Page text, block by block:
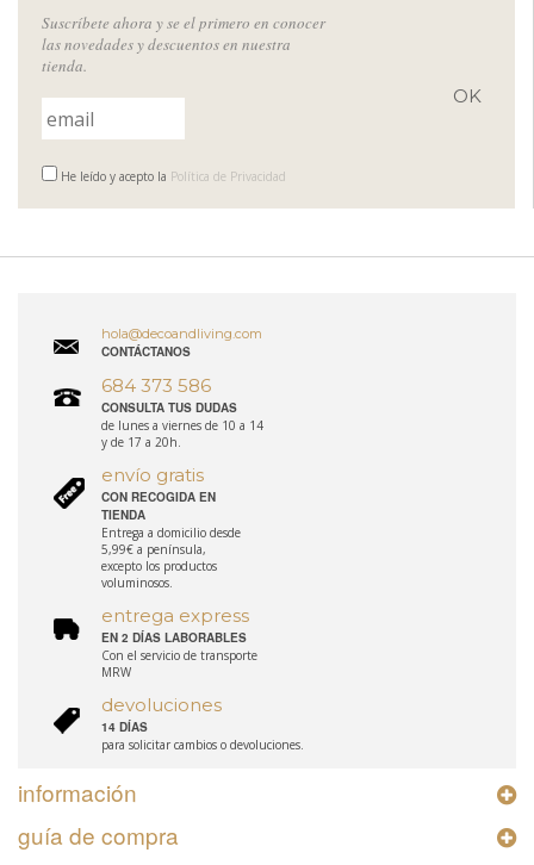
Suscríbete ahora y se el primero en conocer
las novedades y descuentos en nuestra
tienda.
He leído y acepto la Política de Privacidad
hola@decoandliving.com
CONTÁCTANOS
684 373 586
CONSULTA TUS DUDAS
de lunes a viernes de 10 a 14
y de 17 a 20h.
envío gratis
CON RECOGIDA EN
TIENDA
Entrega a domicilio desde
5,99€ a península,
excepto los productos
voluminosos.
entrega express
EN 2 DÍAS LABORABLES
Con el servicio de transporte
MRW
devoluciones
14 DÍAS
para solicitar cambios o devoluciones.
información
guía de compra